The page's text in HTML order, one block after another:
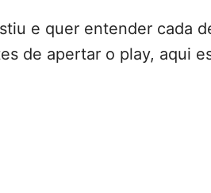
e quer entender cada
de apertar o play, aqui